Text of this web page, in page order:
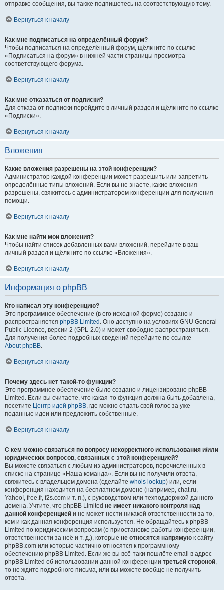
отправке сообщения, вы также подпишетесь на соответствующую тему.
Вернуться к началу
Как мне подписаться на определённый форум?
Чтобы подписаться на определённый форум, щёлкните по ссылке
«Подписаться на форум» в нижней части страницы просмотра
соответствующего форума.
Вернуться к началу
Как мне отказаться от подписки?
Для отказа от подписки перейдите в личный раздел и щёлкните по ссылке
«Подписки».
Вернуться к началу
Вложения
Какие вложения разрешены на этой конференции?
Администратор каждой конференции может разрешить или запретить
определённые типы вложений. Если вы не знаете, какие вложения
разрешены, свяжитесь с администратором конференции для получения
помощи.
Вернуться к началу
Как мне найти мои вложения?
Чтобы найти список добавленных вами вложений, перейдите в ваш
личный раздел и щёлкните по ссылке «Вложения».
Вернуться к началу
Информация о phpBB
Кто написал эту конференцию?
Это программное обеспечение (в его исходной форме) создано и
распространяется phpBB Limited . Оно доступно на условиях GNU General
Public Licence, версии 2 (GPL-2.0) и может свободно распространяться.
Для получения более подробных сведений перейдите по ссылке
About phpBB.
Вернуться к началу
Почему здесь нет такой-то функции?
Это программное обеспечение было создано и лицензировано phpBB
Limited. Если вы считаете, что какая-то функция должна быть добавлена,
посетите Центр идей phpBB, где можно отдать свой голос за уже
поданные идеи или предложить собственные.
Вернуться к началу
С кем можно связаться по вопросу некорректного использования и/или
юридических вопросов, связанных с этой конференцией?
Вы можете связаться с любым из администраторов, перечисленных в
списке на странице «Наша команда». Если вы не получили ответа,
свяжитесь с владельцем домена (сделайте whois lookup) или, если
конференция находится на бесплатном домене (например, chat.ru,
Yahoo!, free.fr, f2s.com и т. п.), с руководством или техподдержкой данного
домена. Учтите, что phpBB Limited не имеет никакого контроля над
данной конференцией и не может нести никакой ответственности за то,
кем и как данная конференция используется. Не обращайтесь к phpBB
Limited по юридическим вопросам (о приостановке работы конференции,
ответственности за неё и т. д.), которые не относятся напрямую к сайту
phpBB.com или которые частично относятся к программному
обеспечению phpBB Limited. Если же вы всё-таки пошлёте email в адрес
phpBB Limited об использовании данной конференции третьей стороной,
то не ждите подробного письма, или вы можете вообще не получить
ответа.